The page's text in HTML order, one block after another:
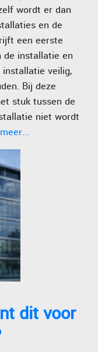
wordt er dan
en de
een eerste
de installatie en
veilig,
Bij deze
stuk tussen de
niet wordt
dit voor